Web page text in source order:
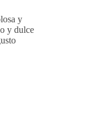
y
y dulce